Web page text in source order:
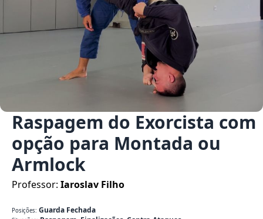
Raspagem do Exorcista com
opção para Montada ou
Armlock
Professor: Iaroslav Filho
Posições: Guarda Fechada